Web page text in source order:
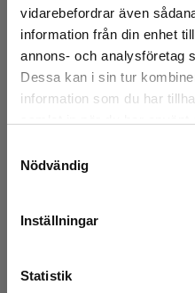
vidarebefordrar även
information från din enhet
annons- och analysföretag
Dessa kan i sin tur
information som du har
Nödvändig
Inställningar
Statistik
Instrumentegenskaper:
IEC/EN 60529,IEC/EN
100 V - 600 V AC